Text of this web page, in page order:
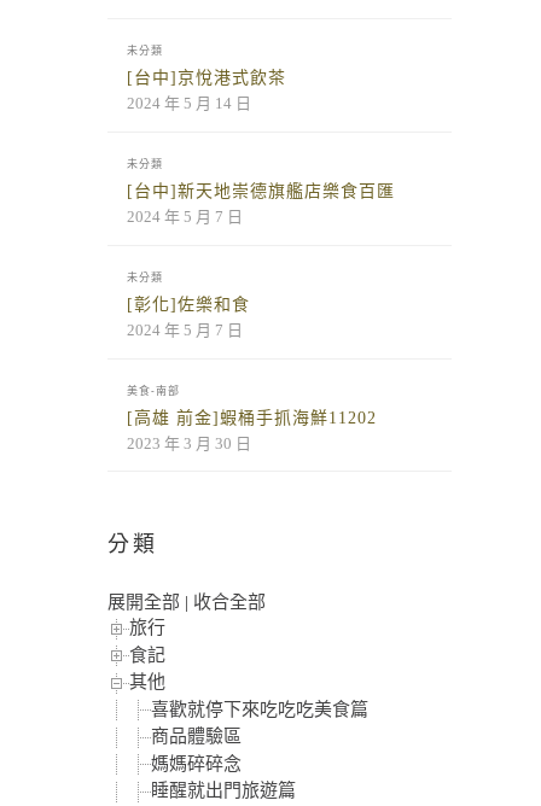
未分類
[台中]京悅港式飲茶
2024 年 5 月 14 日
未分類
[台中]新天地崇德旗艦店樂食百匯
2024 年 5 月 7 日
未分類
[彰化]佐樂和食
2024 年 5 月 7 日
美食-南部
[高雄 前金]蝦桶手抓海鮮11202
2023 年 3 月 30 日
分類
展開全部 | 收合全部
旅行
食記
其他
喜歡就停下來吃吃吃美食篇
商品體驗區
媽媽碎碎念
睡醒就出門旅遊篇